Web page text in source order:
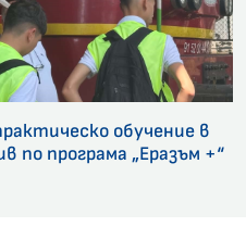
обучение в
по програма „Еразъм +“